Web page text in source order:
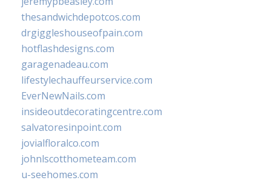
thesandwichdepotcos.com
drgiggleshouseofpain.com
hotflashdesigns.com
garagenadeau.com
lifestylechauffeurservice.com
EverNewNails.com
insideoutdecoratingcentre.com
salvatoresinpoint.com
jovialfloralco.com
johnlscotthometeam.com
u-seehomes.com